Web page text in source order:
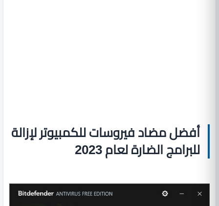
أفضل مضاد فيروسات للكمبيوتر لإزالة
للبرامج الضارة لعام 2023